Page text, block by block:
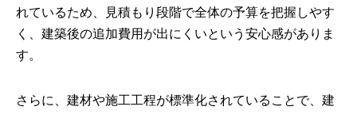
れているため、見積もり段階で全体の予算を把握しやす
く、建築後の追加費用が出にくいという安心感がありま
す。
さらに、建材や施工工程が標準化されていることで、建